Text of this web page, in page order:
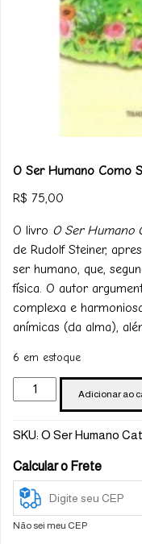
O Ser Humano Como
R$ 75,00
O livro O Ser Humano
de Rudolf Steiner,
ser humano, que,
física. O autor
complexa e
anímicas (da alma),
6 em estoque
Ser
Como
Das
Forcas
Universais
quantidade
Adicionar ao
SKU: O Ser Humano
Calcular o Frete
Não sei meu CEP